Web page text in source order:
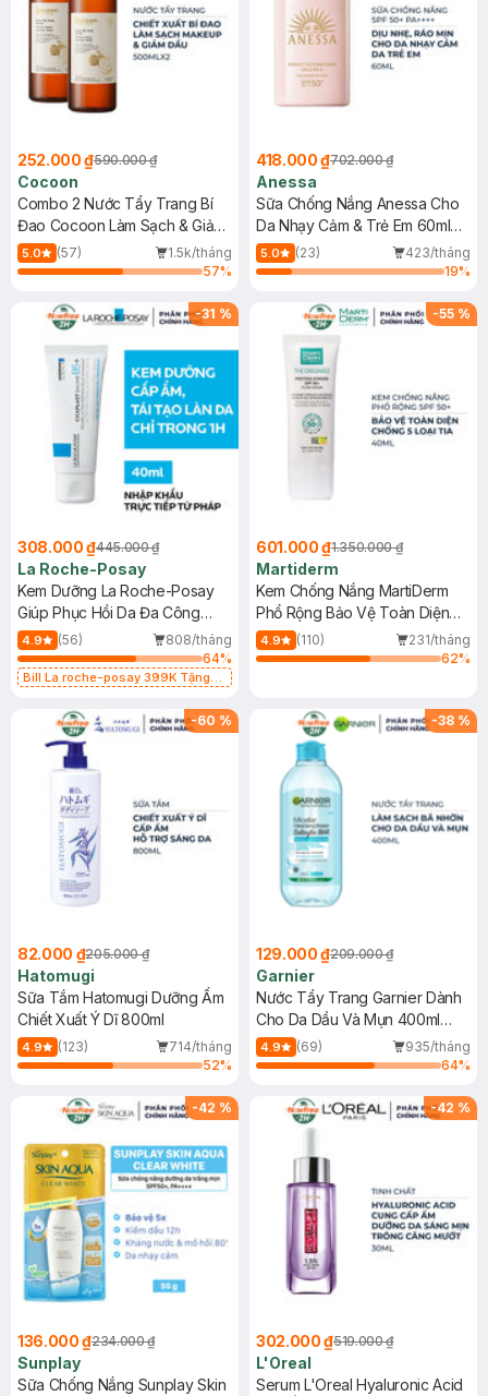
252.000 ₫590.000 ₫
Cocoon
Combo 2 Nước Tẩy Trang Bí
Đao Cocoon Làm Sạch & Giảm
Dầu 500ml
5.0 (57)
1.5k/tháng
57%
418.000 ₫702.000 ₫
Anessa
Sữa Chống Nắng Anessa Cho
Da Nhạy Cảm & Trẻ Em 60ml
(Mới)
5.0 (23)
423/tháng
19%
-31 %
308.000 ₫445.000 ₫
La Roche-Posay
Kem Dưỡng La Roche-Posay
Giúp Phục Hồi Da Đa Công
Dụng 40ml
4.9 (56)
808/tháng
64%
Bill La roche-posay 399K Tặng
(SL có hạn)
-55 %
601.000 ₫1.350.000 ₫
Martiderm
Kem Chống Nắng MartiDerm
Phổ Rộng Bảo Vệ Toàn Diện
40ml
4.9 (110)
231/tháng
62%
-60 %
82.000 ₫205.000 ₫
Hatomugi
Sữa Tắm Hatomugi Dưỡng Ẩm
Chiết Xuất Ý Dĩ 800ml
4.9 (123)
714/tháng
52%
-38 %
129.000 ₫209.000 ₫
Garnier
Nước Tẩy Trang Garnier Dành
Cho Da Dầu Và Mụn 400ml
(Mới)
4.9 (69)
935/tháng
64%
-42 %
136.000 ₫234.000 ₫
Sunplay
Sữa Chống Nắng Sunplay Skin
-42 %
302.000 ₫519.000 ₫
L'Oreal
Serum L'Oreal Hyaluronic Acid